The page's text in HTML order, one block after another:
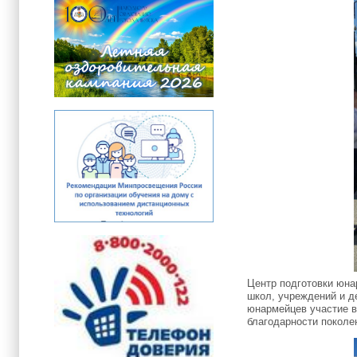
Центр подготовки
школ, учреждений и
юнармейцев участие
благодарности